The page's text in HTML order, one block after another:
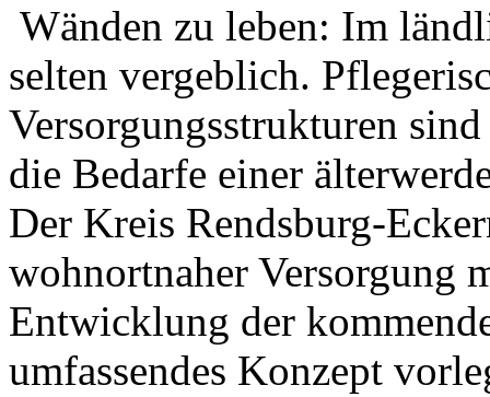
Wänden zu leben: Im
selten vergeblich.
Versorgungsstrukturen
die Bedarfe einer
Der Kreis Rendsburg-
wohnortnaher Versorgung
Entwicklung der
umfassendes Konzept